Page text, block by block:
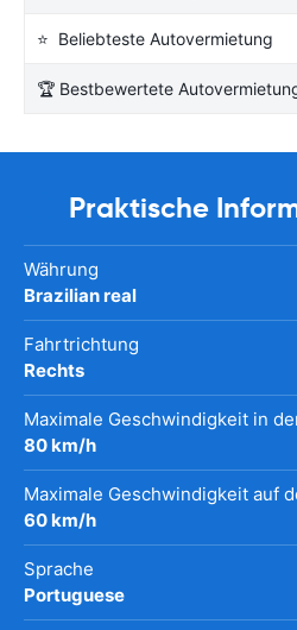
⭐ Beliebteste Autovermietung
🏆 Bestbewertete
Praktische
Währung
Brazilian real
Fahrtrichtung
Rechts
Maximale Geschwindigkeit in
80 km/h
Maximale Geschwindigkeit auf
60 km/h
Sprache
Portuguese